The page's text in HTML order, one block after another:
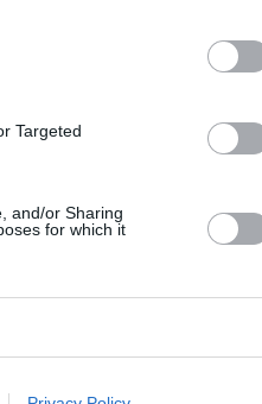
Targeted
and/or Sharing
for which it